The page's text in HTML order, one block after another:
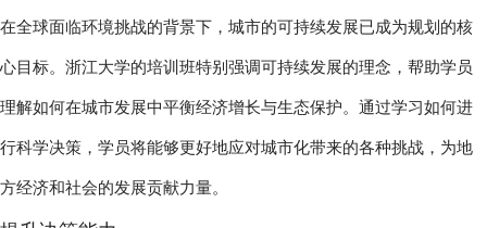
在全球面临环境挑战的背景下，城市的可持续发展已成为规划的核
心目标。浙江大学的培训班特别强调可持续发展的理念，帮助学员
理解如何在城市发展中平衡经济增长与生态保护。通过学习如何进
行科学决策，学员将能够更好地应对城市化带来的各种挑战，为地
方经济和社会的发展贡献力量。